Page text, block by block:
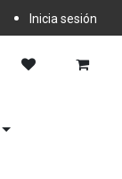
Inicia sesión